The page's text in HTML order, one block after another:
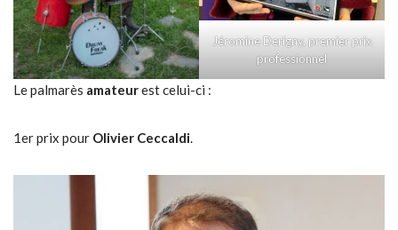
Jéromine Derigny, premier prix
professionnel
Le palmarès amateurest celui-ci :
1er prix pour Olivier Ceccaldi.